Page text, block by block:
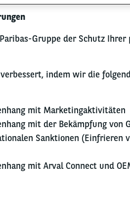
Gruppe der Schutz Ihrer
indem wir die
mit Marketingaktivitäten
mit der Bekämpfung von
Sanktionen (Einfrieren
mit Arval Connect und